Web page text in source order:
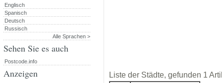
Liste der Städte, gefunden 1
Englisch
Spanisch
Deutsch
Russisch
Alle Sprachen >
Sehen Sie es auch
Postcode.info
Anzeigen